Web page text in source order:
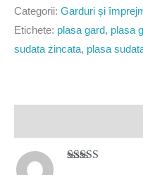
Categorii: Garduri și
Etichete: plasa gard, plasa
sudata zincata, plasa